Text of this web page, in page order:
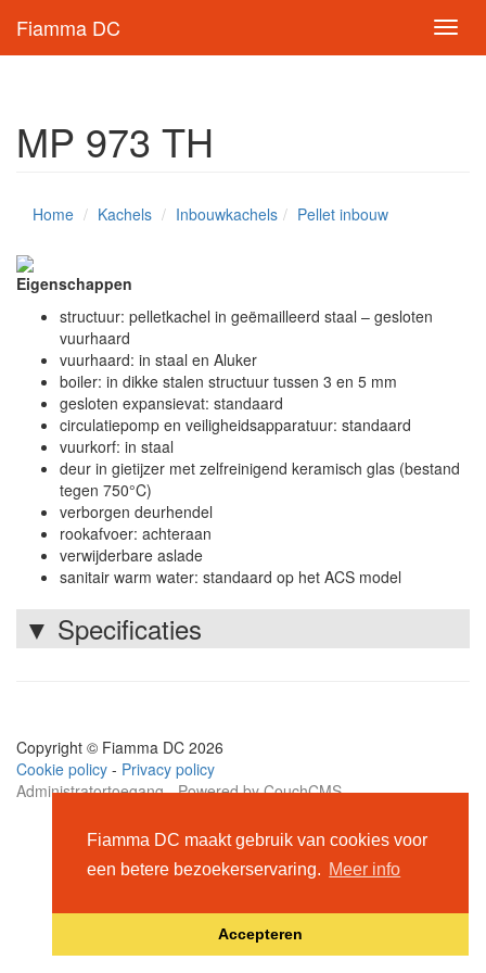
Fiamma DC maakt gebruik van cookies voor
een betere bezoekerservaring. Meer info
Accepteren
Fiamma DC
MP 973 TH
Home Kachels Inbouwkachels Pellet inbouw
Eigenschappen
structuur: pelletkachel in geëmailleerd staal – gesloten
vuurhaard
vuurhaard: in staal en Aluker
boiler: in dikke stalen structuur tussen 3 en 5 mm
gesloten expansievat: standaard
circulatiepomp en veiligheidsapparatuur: standaard
vuurkorf: in staal
deur in gietijzer met zelfreinigend keramisch glas (bestand
tegen 750°C)
verborgen deurhendel
rookafvoer: achteraan
verwijderbare aslade
sanitair warm water: standaard op het ACS model
▼ Specificaties
Copyright © Fiamma DC 2026
Cookie policy - Privacy policy
Administratortoegang-Powered by CouchCMS